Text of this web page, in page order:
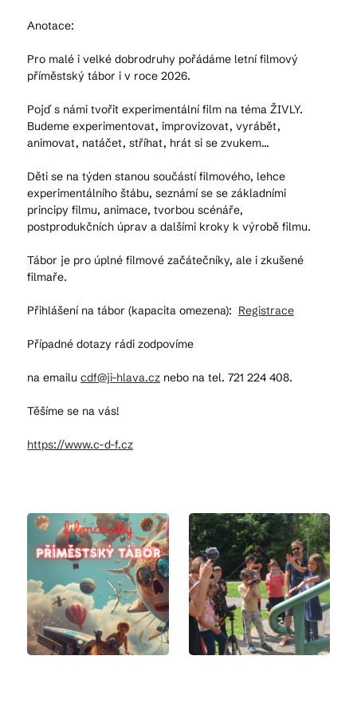
Anotace:
Pro malé i velké dobrodruhy pořádáme letní filmový
příměstský tábor i v roce 2026.
Pojď s námi tvořit experimentální film na téma ŽIVLY.
Budeme experimentovat, improvizovat, vyrábět,
animovat, natáčet, stříhat, hrát si se zvukem...
Děti se na týden stanou součástí filmového, lehce
experimentálního štábu, seznámí se se základními
principy filmu, animace, tvorbou scénáře,
postprodukčních úprav a dalšími kroky k výrobě filmu.
Tábor je pro úplné filmové začátečníky, ale i zkušené
filmaře.
Přihlášení na tábor (kapacita omezena): Registrace
Případné dotazy rádi zodpovíme
na emailu cdf@ji-hlava.cz nebo na tel. 721 224 408.
Těšíme se na vás!
https://www.c-d-f.cz